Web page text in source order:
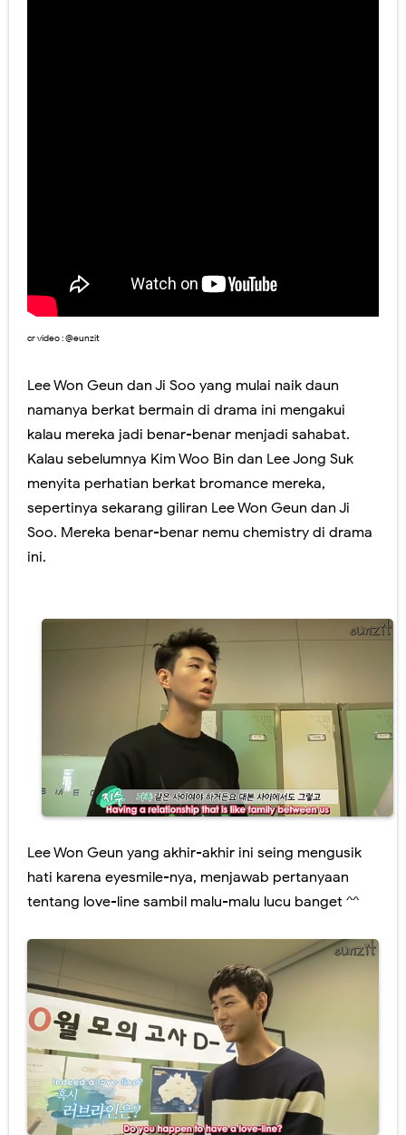
cr video : @eunzit
Lee Won Geun dan Ji Soo yang mulai naik daun
namanya berkat bermain di drama ini mengakui
kalau mereka jadi benar-benar menjadi sahabat.
Kalau sebelumnya Kim Woo Bin dan Lee Jong Suk
menyita perhatian berkat bromance mereka,
sepertinya sekarang giliran Lee Won Geun dan Ji
Soo. Mereka benar-benar nemu chemistry di drama
ini.
Lee Won Geun yang akhir-akhir ini seing mengusik
hati karena eyesmile-nya, menjawab pertanyaan
tentang love-line sambil malu-malu lucu banget ^^